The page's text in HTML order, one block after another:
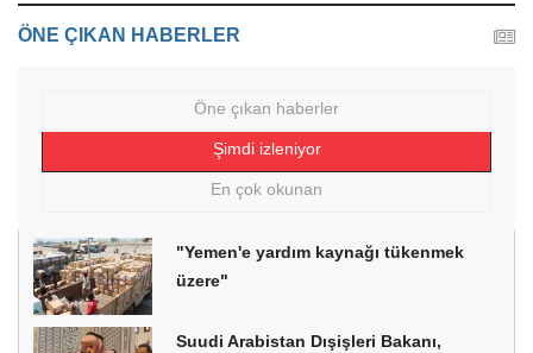
ÖNE ÇIKAN HABERLER
Öne çıkan haberler
Şimdi izleniyor
En çok okunan
"Yemen'e yardım kaynağı tükenmek
üzere"
Suudi Arabistan Dışişleri Bakanı,